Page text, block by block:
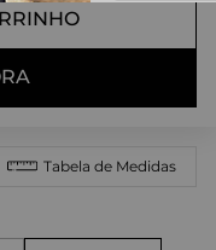
Tabela de Medidas